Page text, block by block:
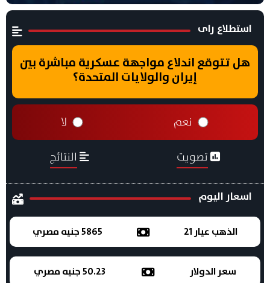
استطلاع راى
هل تتوقع اندلاع مواجهة عسكرية مباشرة بين
إيران والولايات المتحدة؟
نعم لا
تصويت النتائج
اسعار اليوم
الذهب عيار 21 5865 جنيه مصري
سعر الدولار 50.23 جنيه مصري